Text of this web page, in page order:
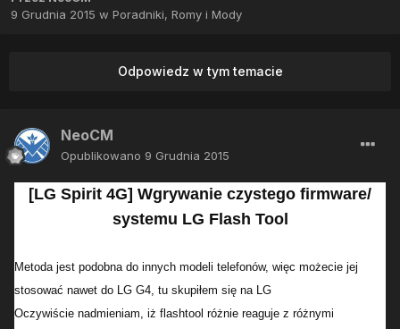
9 Grudnia 2015 w Poradniki, Romy i Mody
Odpowiedz w tym temacie
NeoCM
Opublikowano 9 Grudnia 2015
[LG Spirit 4G] Wgrywanie czystego firmware/
systemu LG Flash Tool
Metoda jest podobna do innych modeli telefonów, więc możecie jej
stosować nawet do LG G4, tu skupiłem się na LG
Oczywiście nadmieniam, iż flashtool różnie reaguje z różnymi